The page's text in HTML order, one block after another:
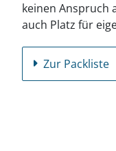
keinen Anspruch
auch Platz für
Zur Packliste